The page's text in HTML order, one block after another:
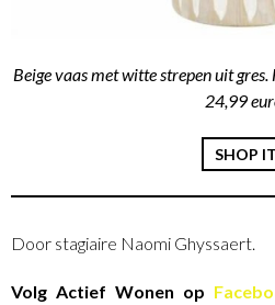
Beige vaas met witte strepen uit gres.
24,99
SHOP IT
Door stagiaire Naomi Ghyssaert.
Volg Actief Wonen op